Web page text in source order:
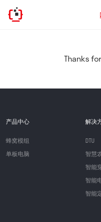
Thanks
产品中心
蜂窝模组
单板电脑
解决
DTU
智慧
智能
智能
智能